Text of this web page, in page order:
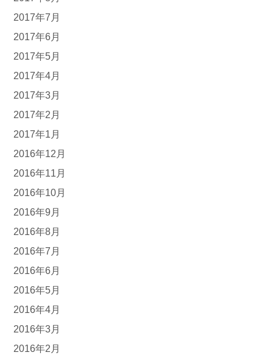
2017年7月
2017年6月
2017年5月
2017年4月
2017年3月
2017年2月
2017年1月
2016年12月
2016年11月
2016年10月
2016年9月
2016年8月
2016年7月
2016年6月
2016年5月
2016年4月
2016年3月
2016年2月